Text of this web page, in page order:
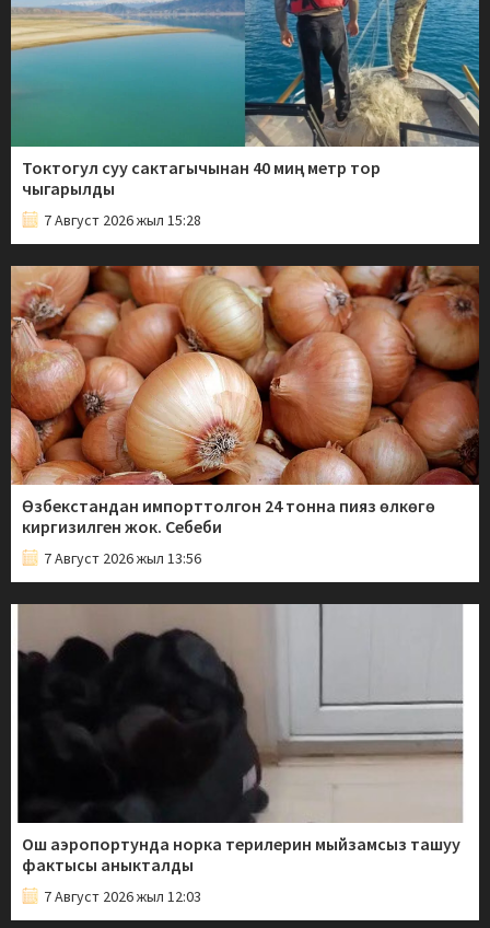
Токтогул суу сактагычынан 40 миң метр тор
чыгарылды
7 Август 2026 жыл 15:28
Өзбекстандан импорттолгон 24 тонна пияз өлкөгө
киргизилген жок. Себеби
7 Август 2026 жыл 13:56
Ош аэропортунда норка терилерин мыйзамсыз ташуу
фактысы аныкталды
7 Август 2026 жыл 12:03